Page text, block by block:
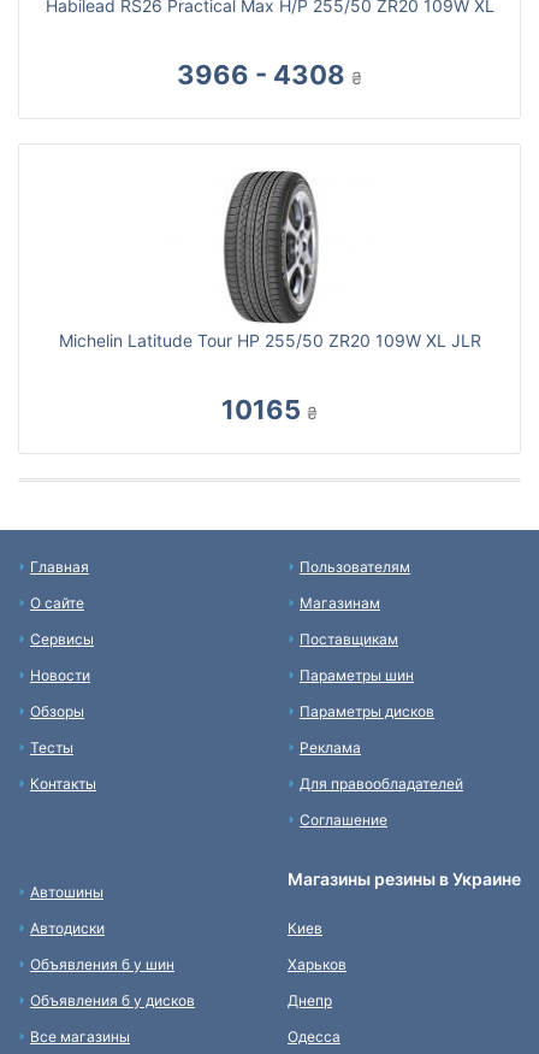
Habilead RS26 Practical Max H/P 255/50 ZR20 109W XL
3966 - 4308 ₴
Michelin Latitude Tour HP 255/50 ZR20 109W XL JLR
10165 ₴
Главная
О сайте
Сервисы
Новости
Обзоры
Тесты
Контакты
Пользователям
Магазинам
Поставщикам
Параметры шин
Параметры дисков
Реклама
Для правообладателей
Соглашение
Автошины
Автодиски
Объявления б у шин
Объявления б у дисков
Все магазины
Магазины резины в Украине
Киев
Харьков
Днепр
Одесса